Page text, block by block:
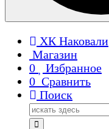
ХК Наковали
Магазин
0
Избранное
0 Сравнить
Поиск
Поиск
для: